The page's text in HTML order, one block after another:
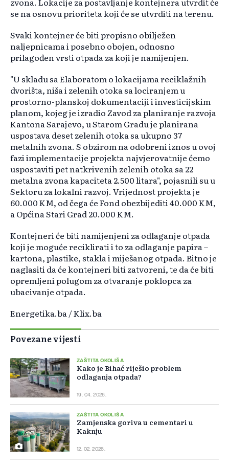
se na osnovu prioriteta koji će se utvrditi na terenu.
Svaki kontejner će biti propisno obilježen
naljepnicama i posebno obojen, odnosno
prilagođen vrsti otpada za koji je namijenjen.
"U skladu sa Elaboratom o lokacijama reciklažnih
dvorišta, niša i zelenih otoka sa lociranjem u
prostorno-planskoj dokumentaciji i investicijskim
planom, kojeg je izradio Zavod za planiranje razvoja
Kantona Sarajevo, u Starom Gradu je planirana
uspostava deset zelenih otoka sa ukupno 37
metalnih zvona. S obzirom na odobreni iznos u ovoj
fazi implementacije projekta najvjerovatnije ćemo
uspostaviti pet natkrivenih zelenih otoka sa 22
metalna zvona kapaciteta 2.500 litara", pojasnili su u
Sektoru za lokalni razvoj. Vrijednost projekta je
60.000 KM, od čega će Fond obezbijediti 40.000 KM,
a Općina Stari Grad 20.000 KM.
Kontejneri će biti namijenjeni za odlaganje otpada
koji je moguće reciklirati i to za odlaganje papira –
kartona, plastike, stakla i miješanog otpada. Bitno je
naglasiti da će kontejneri biti zatvoreni, te da će biti
opremljeni polugom za otvaranje poklopca za
ubacivanje otpada.
Energetika.ba / Klix.ba
Povezane vijesti
ZAŠTITA OKOLIŠA
Kako je Bihać riješio problem
odlaganja otpada?
19. 04. 2026.
ZAŠTITA OKOLIŠA
Zamjenska goriva u cementari u
Kaknju
12. 02. 2026.